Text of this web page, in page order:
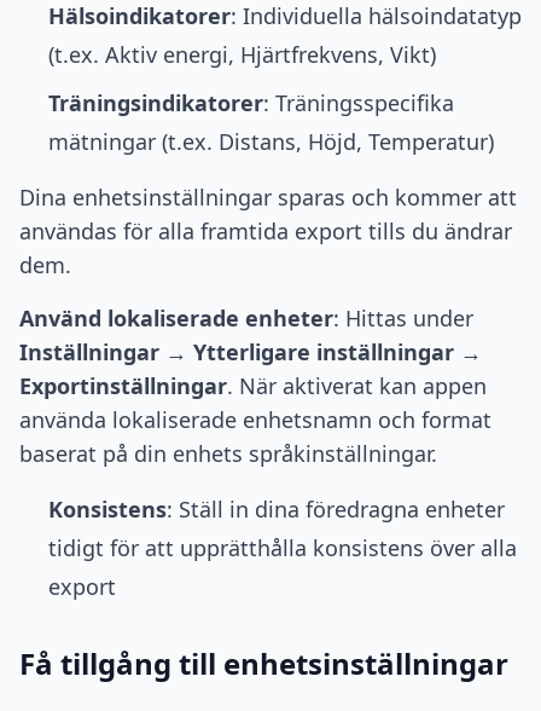
Hälsoindikatorer: Individuella hälsoindatatyp
(t.ex. Aktiv energi, Hjärtfrekvens, Vikt)
Träningsindikatorer: Träningsspecifika
mätningar (t.ex. Distans, Höjd, Temperatur)
Dina enhetsinställningar sparas och kommer att
användas för alla framtida export tills du ändrar
dem.
Använd lokaliserade enheter: Hittas under
Inställningar → Ytterligare inställningar →
Exportinställningar. När aktiverat kan appen
använda lokaliserade enhetsnamn och format
baserat på din enhets språkinställningar.
Konsistens: Ställ in dina föredragna enheter
tidigt för att upprätthålla konsistens över alla
export
Få tillgång till enhetsinställningar